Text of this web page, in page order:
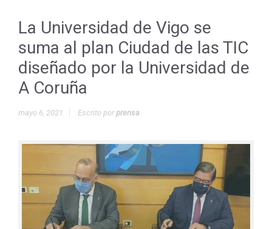
La Universidad de Vigo se
suma al plan Ciudad de las TIC
diseñado por la Universidad de
A Coruña
mayo 6, 2021 Escrito porprensa